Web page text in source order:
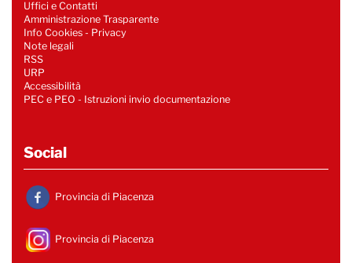
Uffici e Contatti
Amministrazione Trasparente
Info Cookies - Privacy
Note legali
RSS
URP
Accessibilità
PEC e PEO - Istruzioni invio documentazione
Social
Provincia di Piacenza
Provincia di Piacenza